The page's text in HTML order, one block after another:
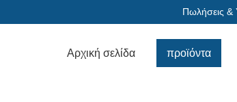
Πωλήσεις &
Αρχική σελίδα προϊόντα